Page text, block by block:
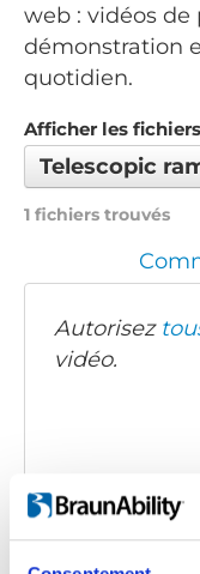
web : vidéos de
démonstration
quotidien.
Afficher les
Telescopic
1 fichiers trouvés
Autorisez
vidéo.